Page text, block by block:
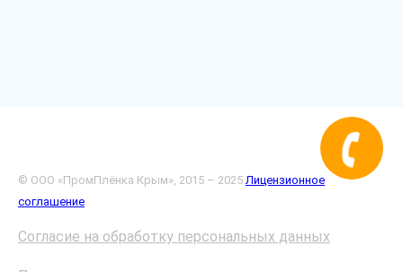
© ООО «ПромПлёнка Крым», 2015 – 2025 Лицензионное
соглашение
Согласие на обработку персональных данных